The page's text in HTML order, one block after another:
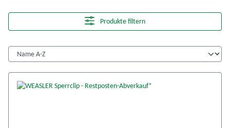
Produkte filtern